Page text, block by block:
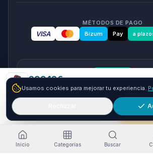
699.12€
Envío GRATIS 24-72h
MÉTODOS DE PAGO
VISA Bizum Pay a
seQura
Paga a plazos con
Fracciona tu compra en 3, 6 o 12 plazos.
a aprobacion por seQura. Sin papeleo y
inmediata.
Como funciona
Usamos cookies para mejorar tu experiencia.
Inicio Categorías Buscar